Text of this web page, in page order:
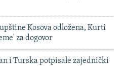
Kosova odložena, Kurti
za dogovor
i Turska potpisale zajednički